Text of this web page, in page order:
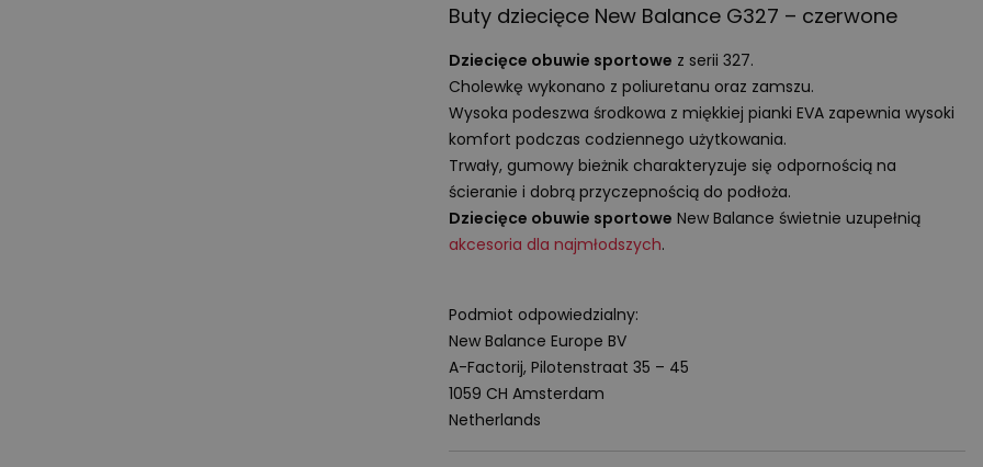
Buty dziecięce New Balance G327 – czerwone
Dziecięce obuwie sportowe z serii 327.
Cholewkę wykonano z poliuretanu oraz zamszu.
Wysoka podeszwa środkowa z miękkiej pianki EVAzapewnia wysoki
komfort podczas codziennego użytkowania.
Trwały, gumowy bieżnik charakteryzuje się odpornością na
ścieranie i dobrą przyczepnością do podłoża.
Dziecięce obuwie sportowe New Balance świetnie uzupełnią
akcesoria dla najmłodszych.
Podmiot odpowiedzialny:
New Balance Europe BV
A-Factorij, Pilotenstraat 35 – 45
1059 CH Amsterdam
Netherlands